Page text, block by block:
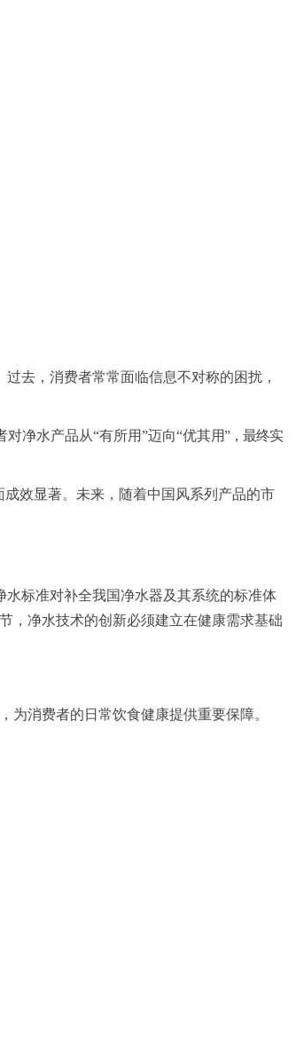
去，消费者常常面临信息不对称的困扰，
对净水产品从“有所用”迈向“优其用”，最终实
效显著。未来，随着中国风系列产品的市
水标准对补全我国净水器及其系统的标准体
，净水技术的创新必须建立在健康需求基础
为消费者的日常饮食健康提供重要保障。